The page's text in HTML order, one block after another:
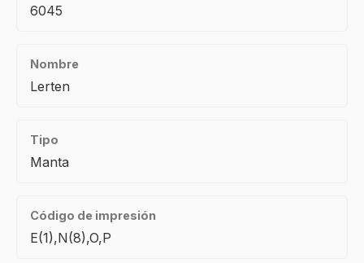
6045
Nombre
Lerten
Tipo
Manta
Código de impresión
E(1),N(8),O,P